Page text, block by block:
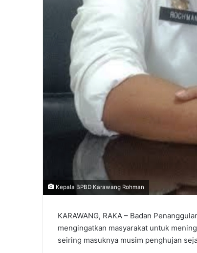
Kepala BPBD Karawang Rohman
KARAWANG, RAKA – Badan
mengingatkan masyarakat untuk
seiring masuknya musim penghujan